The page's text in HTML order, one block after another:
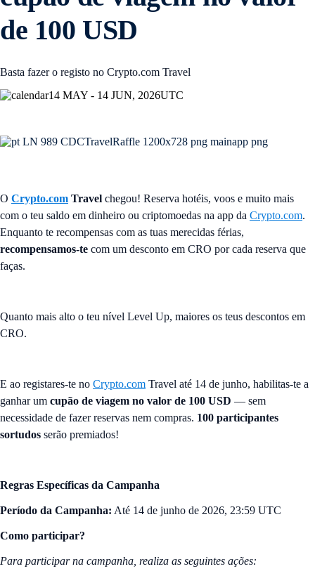
de 100 USD
Basta fazer o registo no Crypto.com Travel
14 MAY - 14 JUN, 2026UTC
O Crypto.com Travel chegou! Reserva hotéis, voos e muito mais
com o teu saldo em dinheiro ou criptomoedas na app da Crypto.com.
Enquanto te recompensas com as tuas merecidas férias,
recompensamos-te com um desconto em CRO por cada reserva que
faças.
Quanto mais alto o teu nível Level Up, maiores os teus descontos em
CRO.
E ao registares-te no Crypto.com Travel até 14 de junho, habilitas-te a
ganhar um cupão de viagem no valor de 100 USD — sem
necessidade de fazer reservas nem compras. 100 participantes
sortudos serão premiados!
Regras Específicas da Campanha
Período da Campanha: Até 14 de junho de 2026, 23:59 UTC
Como participar?
Para participar na campanha, realiza as seguintes ações: